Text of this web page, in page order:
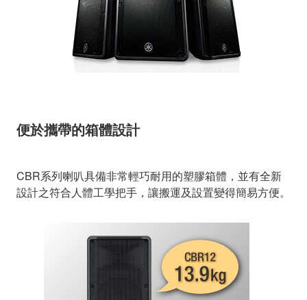
便於攜帶的箱體設計
CBR系列喇叭具備非常輕巧耐用的塑膠箱體，並有全新
設計之符合人體工學把手，讓搬運及設置變得簡易方便。